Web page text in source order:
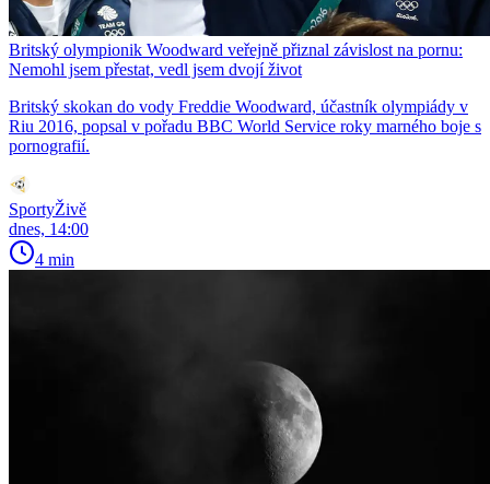
Britský olympionik Woodward veřejně přiznal závislost na pornu:
Nemohl jsem přestat, vedl jsem dvojí život
Britský skokan do vody Freddie Woodward, účastník olympiády v
Riu 2016, popsal v pořadu BBC World Service roky marného boje s
pornografií.
SportyŽivě
dnes, 14:00
4 min